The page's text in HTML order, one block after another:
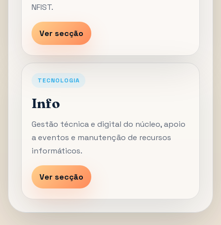
NFIST.
Ver secção
TECNOLOGIA
Info
Gestão técnica e digital do núcleo, apoio
a eventos e manutenção de recursos
informáticos.
Ver secção